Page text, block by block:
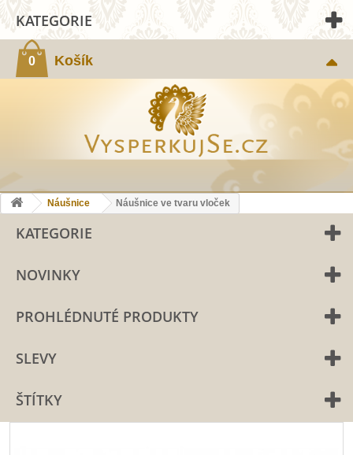
0 Košík
KATEGORIE
Náušnice Náušnice ve tvaru vloček
KATEGORIE
NOVINKY
PROHLÉDNUTÉ PRODUKTY
SLEVY
ŠTÍTKY